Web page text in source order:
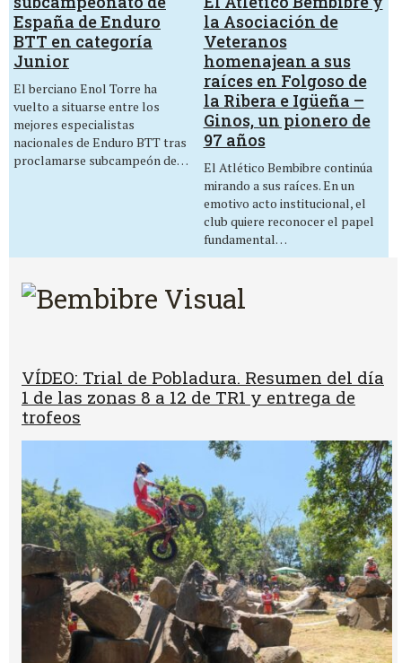
España de Enduro
BTT en categoría
Junior
El berciano Enol Torre ha
vuelto a situarse entre los
mejores especialistas
nacionales de Enduro BTT tras
proclamarse subcampeón de…
la Asociación de
Veteranos
homenajean a sus
raíces en Folgoso de
la Ribera e Igüeña –
Ginos, un pionero de
97 años
El Atlético Bembibre continúa
mirando a sus raíces. En un
emotivo acto institucional, el
club quiere reconocer el papel
fundamental…
VÍDEO: Trial de Pobladura. Resumen del día
1 de las zonas 8 a 12 de TR1 y entrega de
trofeos